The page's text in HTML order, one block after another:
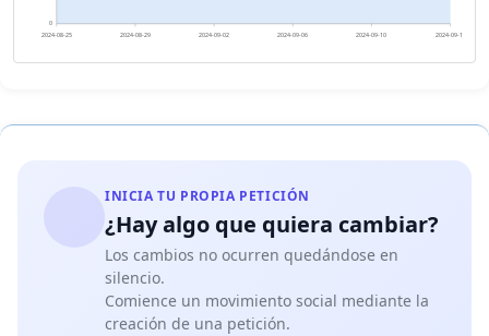
0
2024-08-25 2024-08-29 2024-09-02 2024-09-06 2024-09-10 2024-09-14
INICIA TU PROPIA PETICIÓN
¿Hay algo que quiera cambiar?
Los cambios no ocurren quedándose en
silencio.
Comience un movimiento social mediante la
creación de una petición.